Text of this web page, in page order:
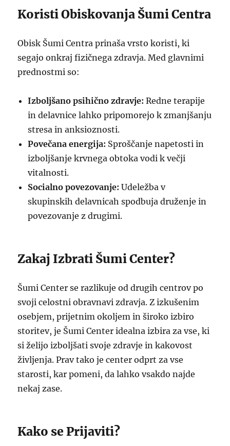
Koristi Obiskovanja Šumi Centra
Obisk Šumi Centra prinaša vrsto koristi, ki
segajo onkraj fizičnega zdravja. Med glavnimi
prednostmi so:
Izboljšano psihično zdravje: Redne terapije
in delavnice lahko pripomorejo k zmanjšanju
stresa in anksioznosti.
Povečana energija: Sproščanje napetosti in
izboljšanje krvnega obtoka vodi k večji
vitalnosti.
Socialno povezovanje: Udeležba v
skupinskih delavnicah spodbuja druženje in
povezovanje z drugimi.
Zakaj Izbrati Šumi Center?
Šumi Center se razlikuje od drugih centrov po
svoji celostni obravnavi zdravja. Z izkušenim
osebjem, prijetnim okoljem in široko izbiro
storitev, je Šumi Center idealna izbira za vse, ki
si želijo izboljšati svoje zdravje in kakovost
življenja. Prav tako je center odprt za vse
starosti, kar pomeni, da lahko vsakdo najde
nekaj zase.
Kako se Prijaviti?